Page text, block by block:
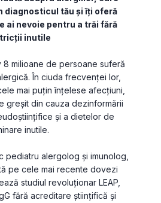
diagnosticul tău și îți oferă
ai nevoie pentru a trăi fără
inutile
8 milioane de persoane suferă
În ciuda frecvenței lor,
mai puțin înțelese afecțiuni,
greșit din cauza dezinformării
și a dietelor de
inutile.
pediatru alergolog și imunolog,
pe cele mai recente dovezi
studiul revoluționar LEAP,
fără acreditare științifică și